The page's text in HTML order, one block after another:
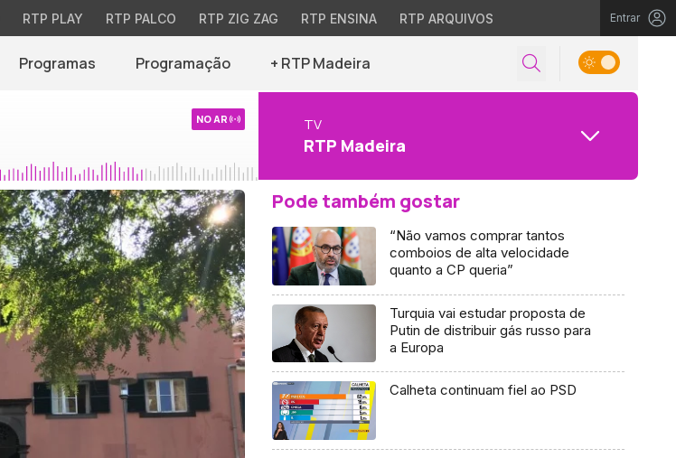
RTP PLAY RTP PALCO RTP ZIG ZAG RTP ENSINA RTP ARQUIVOS Entrar
Programas Programação + RTP Madeira
NO AR TV
RTP Madeira
Pode também gostar
“Não vamos comprar tantos
comboios de alta velocidade
quanto a CP queria”
Turquia vai estudar proposta de
Putin de distribuir gás russo para
a Europa
Calheta continuam fiel ao PSD